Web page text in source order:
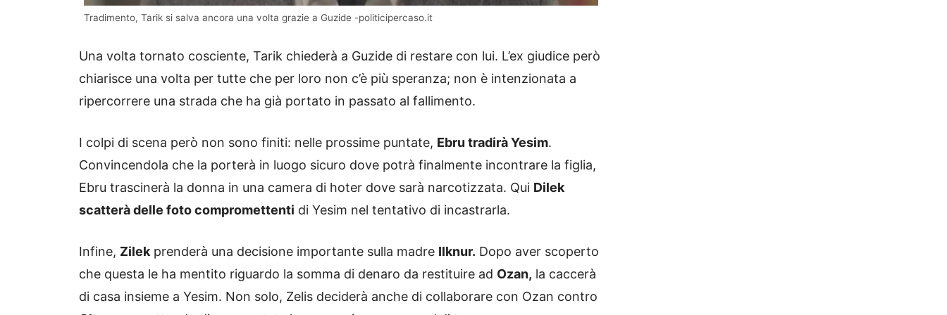
Tradimento, Tarik si salva ancora una volta grazie a Guzide -politicipercaso.it
Una volta tornato cosciente, Tarik chiederà a Guzide di restare con lui. L’ex giudice però
chiarisce una volta per tutte che per loro non c’è più speranza; non è intenzionata a
ripercorrere una strada che ha già portato in passato al fallimento.
I colpi di scena però non sono finiti: nelle prossime puntate, Ebru tradirà Yesim.
Convincendola che la porterà in luogo sicuro dove potrà finalmente incontrare la figlia,
Ebru trascinerà la donna in una camera di hoter dove sarà narcotizzata. Qui Dilek
scatterà delle foto compromettenti di Yesim nel tentativo di incastrarla.
Infine, Zilek prenderà una decisione importante sulla madre Ilknur. Dopo aver scoperto
che questa le ha mentito riguardo la somma di denaro da restituire ad Ozan, la caccerà
di casa insieme a Yesim. Non solo, Zelis deciderà anche di collaborare con Ozan contro